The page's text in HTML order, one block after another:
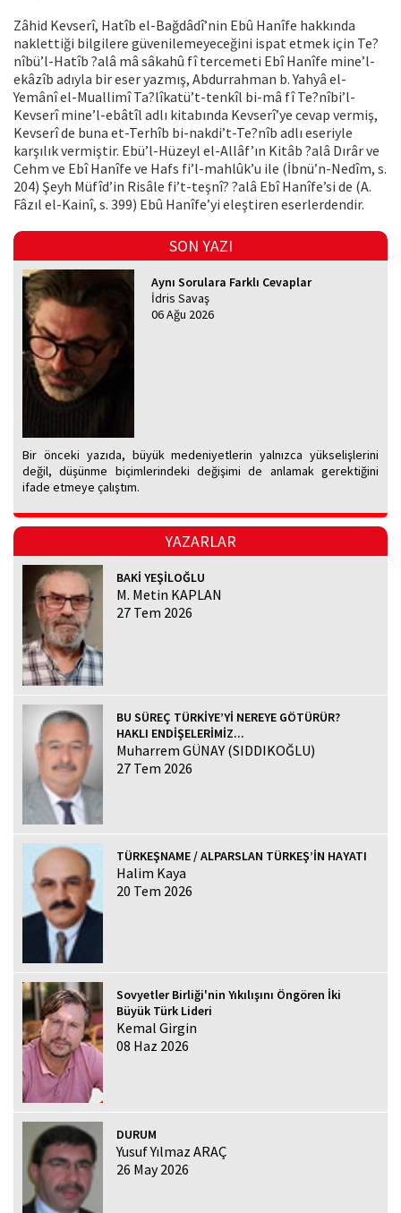
Zâhid Kevserî, Hatîb el-Bağdâdî’nin Ebû Hanîfe hakkında
naklettiği bilgilere güvenilemeyeceğini ispat etmek için Te?
nîbü’l-Hatîb ?alâ mâ sâkahû fî tercemeti Ebî Hanîfe mine’l-
ekâzîb adıyla bir eser yazmış, Abdurrahman b. Yahyâ el-
Yemânî el-Muallimî Ta?lîkatü’t-tenkîl bi-mâ fî Te?nîbi’l-
Kevserî mine’l-ebâtîl adlı kitabında Kevserî’ye cevap vermiş,
Kevserî de buna et-Terhîb bi-nakdi’t-Te?nîb adlı eseriyle
karşılık vermiştir. Ebü’l-Hüzeyl el-Allâf’ın Kitâb ?alâ Dırâr ve
Cehm ve Ebî Hanîfe ve Hafs fi’l-mahlûk’u ile (İbnü’n-Nedîm, s.
204) Şeyh Müfîd’in Risâle fi’t-teşnî? ?alâ Ebî Hanîfe’si de (A.
Fâzıl el-Kainî, s. 399) Ebû Hanîfe’yi eleştiren eserlerdendir.
SON YAZI
Aynı Sorulara Farklı Cevaplar
İdris Savaş
06 Ağu 2026
Bir önceki yazıda, büyük medeniyetlerin yalnızca yükselişlerini
değil, düşünme biçimlerindeki değişimi de anlamak gerektiğini
ifade etmeye çalıştım.
YAZARLAR
BAKİ YEŞİLOĞLU
M. Metin KAPLAN
27 Tem 2026
BU SÜREÇ TÜRKİYE’Yİ NEREYE GÖTÜRÜR?
HAKLI ENDİŞELERİMİZ...
Muharrem GÜNAY (SIDDIKOĞLU)
27 Tem 2026
TÜRKEŞNAME / ALPARSLAN TÜRKEŞ’İN HAYATI
Halim Kaya
20 Tem 2026
Sovyetler Birliği'nin Yıkılışını Öngören İki
Büyük Türk Lideri
Kemal Girgin
08 Haz 2026
DURUM
Yusuf Yılmaz ARAÇ
26 May 2026